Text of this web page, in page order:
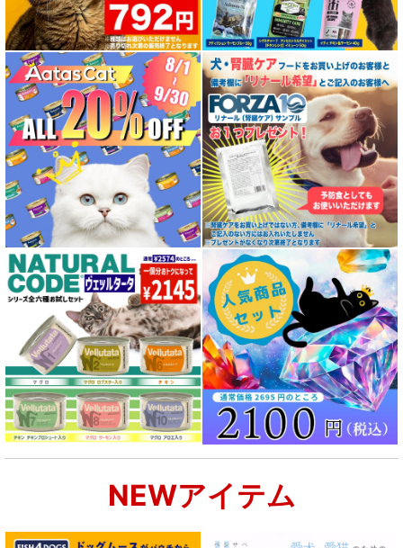
特殊製法のドッグフード
特殊製法のキャットフード
全年齢対応 フード for DOG
パピー用 フード for DOG
成犬用 フード for DOG
シニア犬用フード for DOG
食物アレルギー対応 ドッグフード
腎臓ケア対応ドッグフード
肝臓ケア対応ドッグフード
NEWアイテム